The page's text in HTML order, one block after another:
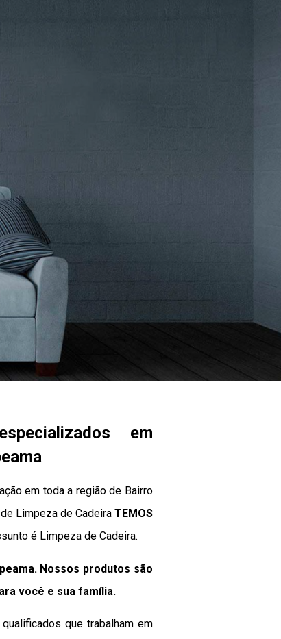
em
em toda a região de Bairro
Limpeza de Cadeira TEMOS
é Limpeza de Cadeira.
Nossos produtos são
você e sua família.
que trabalham em